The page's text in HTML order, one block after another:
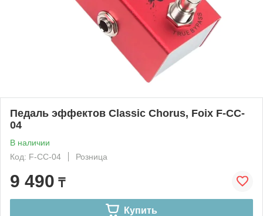
Педаль эффектов Classic Chorus, Foix F-CC-
04
В наличии
Код: F-CC-04
Розница
9 490 ₸
Купить